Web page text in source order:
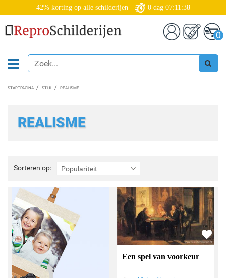
42% korting op alle schilderijen 0 dag 07:11:35
0
STARTPAGINA STIJL REALISME
REALISME
Sorteren op: Populariteit
Sorteren
op:
Een spel van voorkeur